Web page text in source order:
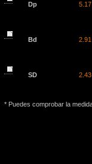
* Puedes comprobar la
Dp
Bd
SD